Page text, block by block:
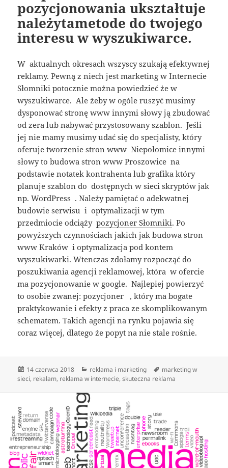
pozycjonowania ukształtuje
należytametode do twojego
interesu w wyszukiwarce.
W aktualnych okresach wszyscy szukają efektywnej
reklamy. Pewną z niech jest marketing w Internecie
Słomniki potocznie można powiedzieć że w
wyszukiwarce. Ale żeby w ogóle ruszyć musimy
dysponować stronę www innymi słowy ją zbudować
od zera lub nabywać przystosowany szablon. Jeśli
jej nie mamy musimy udać się do specjalisty, który
oferuje tworzenie stron www Niepołomice innymi
słowy to budowa stron www Proszowice na
podstawie notatek kontrahenta lub grafika który
planuje szablon do dostępnych w sieci skryptów jak
np. WordPress . Należy pamiętać o adekwatnej
budowie serwisu i optymalizacji w tym
przedmiocie odciążypozycjoner Słomniki. Po
powyższych czynnościach jakich jak budowa stron
www Kraków i optymalizacja pod kontem
wyszukiwarki. Wtenczas zdołamy rozpocząć do
poszukiwania agencji reklamowej, która w ofercie
ma pozycjonowanie w google. Najlepiej powierzyć
to osobie zwanej: pozycjoner , który ma bogate
praktykowanie i efekty z praca ze skomplikowanym
schematem. Takich agencji na rynku pojawia się
coraz więcej, dlatego że popyt na nie stale rośnie.
Data
publikacji
14 czerwca 2018 Kategorie
reklama i marketing Tagi
marketing w
sieci, rekalam, reklama w internecie,skuteczna reklama